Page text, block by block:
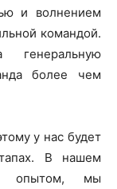
и волнением
командой.
более чем
у нас будет
В нашем
опытом, мы